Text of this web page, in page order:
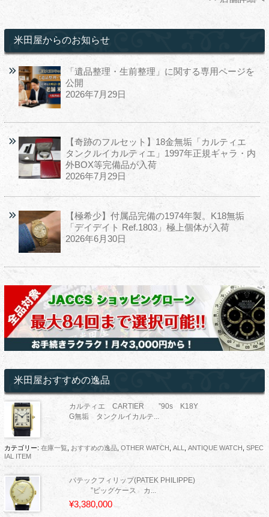
米田屋からのお知らせ
「遺品整理・生前整理」に関する専用ページを
公開
2026年7月29日
【奇跡のフルセット】18金無垢「カルティエ
タンクルイカルティエ」1997年正規ギャラ・内
外BOX等完備品が入荷
2026年7月29日
【極希少】付属品完備の1974年製。K18無垢
「デイデイト Ref.1803」極上個体が入荷
2026年6月30日
米田屋おすすめの逸品
カルティエ CARTIER ”90s K18Y
G無垢 タンクルイカルテ...
カテゴリー: 在庫一覧, おすすめの逸品, OTHER WATCH ALL ANTIQUE WATCH SPEC
IAL ITEM
パテックフィリップ(PATEK PHILIPPE)
”ビッグケース カ...
¥3,380,000